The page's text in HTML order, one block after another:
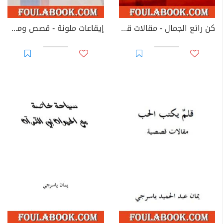
كن رائع الجمال - مقالات قصصية إيقاعات ملونة - قصص ومقولات